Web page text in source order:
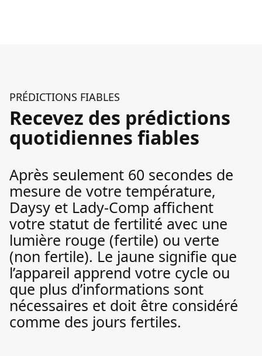
PRÉDICTIONS FIABLES
Recevez des prédictions
quotidiennes fiables
Après seulement 60 secondes de
mesure de votre température,
Daysy et Lady-Comp affichent
votre statut de fertilité avec une
lumière rouge (fertile) ou verte
(non fertile). Le jaune signifie que
l’appareil apprend votre cycle ou
que plus d’informations sont
nécessaires et doit être considéré
comme des jours fertiles.